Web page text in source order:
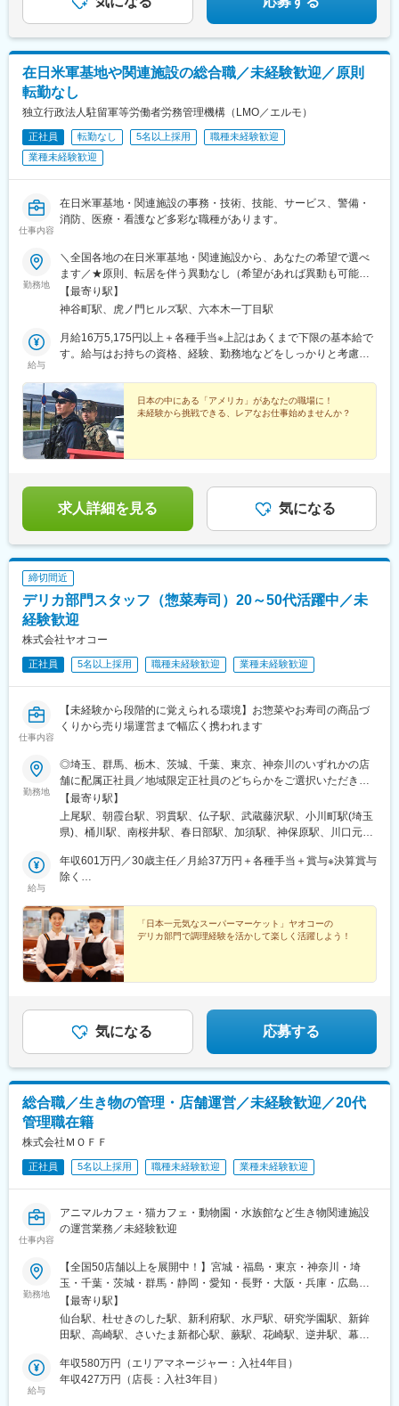
駅、武蔵嵐山駅、和光市駅、蕨駅、武蔵浦和駅、久喜駅、東岩槻
駅、磯部駅(群馬県)、国定駅、竜舞駅、小俣駅(栃木県)、下新田
駅、高崎駅、井野駅(群馬県)、北高崎駅、渡瀬駅(群馬県)、上州一
総社駅、渋川駅、野州山辺駅、足利駅、山前駅、宇都宮駅、佐野
駅、野木駅、古河駅、取手駅、戸頭駅、藤代駅、佐貫駅、竜ケ崎
駅、天王台駅、原木中山駅、菅野駅、北国分駅、ちはら台駅、印
駅、京成臼井駅、千葉ニュータウン中央駅、おゆみ野駅、稲毛海
岸駅、検見川浜駅、作草部駅、みつわ台駅、学園前駅(千葉県)、京
代中央駅、八千代緑が丘駅、四街道駅、北松戸駅、西荻窪駅、西
武立川駅、若葉台駅、稲城駅、小作駅、武蔵小金井駅、東大和市
小川駅(東京都)、南平駅、府中駅(東京都)、下赤塚駅、牛浜駅、鴨
宮駅、向ケ丘遊園駅、南橋本駅、上溝駅、淵野辺駅、渋沢駅、平
塚駅、藤沢駅、柳小路駅、三崎口駅、磯子駅、吉野町駅、新百合
ケ丘駅、高座渋谷駅、東戸塚駅、橋本駅(神奈川県)、大宮公園駅、
加茂宮駅、御花畑駅、玉淀駅、龍ケ崎市駅、東我孫子駅、千葉公
園駅、動物公園駅、成田駅、上本郷駅、はるひ野駅、府中本町
駅、熊川駅、矢部駅、石上駅、府中競馬正門前駅
在日米軍基地や関連施設の総合職／未経験歓迎／原則
転勤なし
独立行政法人駐留軍等労働者労務管理機構（LMO／エルモ）
正社員 転勤なし 5名以上採用
職種未経験歓迎
業種未経験歓迎
仕事内容
在日米軍基地・関連施設の事務・技術、技能、サービス、警備・
消防、医療・看護など多彩な職種があります。
勤務地
＼全国各地の在日米軍基地・関連施設から、あなたの希望で選べ
ます／★原則、転居を伴う異動なし（希望があれば異動も可能）
★地域・勤務地によりマイカー通勤もOK！【本部】〒105-0001
東京都港区虎ノ門四丁目3番20号 神谷町MTビル【東北エリア】・
沢市、新座市・東京都：港区、福生市、多摩市・神奈川県：横浜
市、横須賀市、逗子市、座間市、綾瀬市、相模原市【東海・関西
リア】・山口県：岩国市・広島県：東広島市、呉市、江田島市・
長崎県：佐世保市、西海市【沖縄エリア】・沖縄県：那覇市、名
護市、沖縄市、宜野湾市、うるま市、浦添市、国頭郡伊江村、国
頭郡国頭村、国頭郡宜野座村、国頭郡金武町、国頭郡恩納村、中
頭郡嘉手納町、中頭郡読谷村、中頭郡北谷町、中頭郡北中城村※応
体的な募集有無は、エルモの公式HPよりご確認ください。
【最寄り駅】
神谷町駅、虎ノ門ヒルズ駅、六本木一丁目駅
給与
月給16万5,175円以上＋各種手当※上記はあくまで下限の基本給で
す。給与はお持ちの資格、経験、勤務地などをしっかりと考慮の
当含む）
日本の中にある「アメリカ」があなたの職場に！
未経験から挑戦できる、レアなお仕事始めませんか？
求人詳細を見る 気になる
締切間近
デリカ部門スタッフ（惣菜寿司）20～50代活躍中／未
経験歓迎
株式会社ヤオコー
正社員 5名以上採用 職種未経験歓迎 業種未経験歓迎
仕事内容
【未経験から段階的に覚えられる環境】お惣菜やお寿司の商品づ
くりから売り場運営まで幅広く携われます
勤務地
◎埼玉、群馬、栃木、茨城、千葉、東京、神奈川のいずれかの店
舗に配属正社員／地域限定正社員のどちらかをご選択いただきま
す。＜正社員＞転居を伴う転勤の可能性あり＜地域限定正社員＞
転居を伴う転勤なし ※転居を伴わない異動の可能性あり★勤務地
詳細は下記の「勤務地一覧」をご覧ください＜埼玉県を中心に
木県（6店舗）・茨城県（7店舗）・千葉県（34店舗）・東京都
（17店舗）・神奈川県（16店舗）※入社後は川越研修センター
策：屋内禁煙／専用喫煙スペースあり
【最寄り駅】
上尾駅、朝霞台駅、羽貫駅、仏子駅、武蔵藤沢駅、小川町駅(埼玉
県)、桶川駅、南桜井駅、春日部駅、加須駅、神保原駅、川口元郷
県)、的場駅、南古谷駅、本川越駅、高坂駅、北本駅、東行田駅、
行田駅、花崎駅、熊谷駅、上熊谷駅、籠原駅、鴻巣駅、蒲生駅、
浦和駅、大宮駅(埼玉県)、東大宮駅、七里駅、鉄道博物館駅、土呂
駅、東宮原駅、西大宮駅、南浦和駅、若葉駅、北坂戸駅、幸手
駅、入曽駅、稲荷山公園駅、志木駅、新白岡駅、新田駅(埼玉県)、
獨協大学前駅、秩父駅、鶴ケ島駅、一本松駅(埼玉県)、航空公園
駅、下山口駅、秋津駅、新所沢駅、東所沢駅、戸田駅(埼玉県)、つ
麗川駅、岡部駅、深谷駅、鶴瀬駅、ふじみ野駅、上福岡駅、本庄
駅、児玉駅、三郷中央駅、親鼻駅、武州長瀬駅、八潮駅、寄居
駅、武蔵嵐山駅、和光市駅、蕨駅、武蔵浦和駅、久喜駅、東岩槻
駅、磯部駅(群馬県)、国定駅、竜舞駅、小俣駅(栃木県)、下新田
駅、高崎駅、井野駅(群馬県)、北高崎駅、渡瀬駅(群馬県)、上州一
総社駅、渋川駅、野州山辺駅、足利駅、山前駅、宇都宮駅、佐野
駅、野木駅、古河駅、取手駅、戸頭駅、藤代駅、佐貫駅、竜ケ崎
駅、天王台駅、原木中山駅、菅野駅、北国分駅、ちはら台駅、印
駅、京成臼井駅、千葉ニュータウン中央駅、おゆみ野駅、稲毛海
(千葉県)、三咲駅、京成大久保駅、松戸新田駅、みのり台駅、八千
代中央駅、八千代緑が丘駅、四街道駅、北松戸駅、西荻窪駅、西
駅、成城学園前駅、西八王子駅、多摩境駅、小平駅、桜街道駅、
小川駅(東京都)、南平駅、府中駅(東京都)、下赤塚駅、牛浜駅、鴨
宮駅、向ケ丘遊園駅、南橋本駅、上溝駅、淵野辺駅、渋沢駅、平
塚駅、藤沢駅、柳小路駅、三崎口駅、磯子駅、吉野町駅、新百合
ケ丘駅、高座渋谷駅、東戸塚駅、橋本駅(神奈川県)、大宮公園駅、
園駅、動物公園駅、成田駅、上本郷駅、はるひ野駅、府中本町
駅、熊川駅、矢部駅、石上駅、府中競馬正門前駅
給与
年収601万円／30歳主任／月給37万円＋各種手当＋賞与※決算賞与
除く
決算賞与除く
「日本一元気なスーパーマーケット」ヤオコーの
デリカ部門で調理経験を活かして楽しく活躍しよう！
気になる 応募する
総合職／生き物の管理・店舗運営／未経験歓迎／20代
管理職在籍
株式会社ＭＯＦＦ
正社員 5名以上採用 職種未経験歓迎 業種未経験歓迎
仕事内容
アニマルカフェ・猫カフェ・動物園・水族館など生き物関連施設
の運営業務／未経験歓迎
勤務地
【全国50店舗以上を展開中！】宮城・福島・東京・神奈川・埼
玉・千葉・茨城・群馬・静岡・愛知・長野・大阪・兵庫・広島・
岡山・福岡・熊本・沖縄のいずれかの店舗に配属■東北エリア宮城
県／福島県★2026年11月「Cat cafe MOFF イオンモール伊達（福
島県）」NEW OPEN■関東エリア東京都／神奈川県／埼玉県／千
エリア大阪府／兵庫県★2026年7月「Dog Cafe MOFF ららぽーと
堺店」NEW OPEN（ドッグトレーナー経験者積極採用）■中国四
【最寄り駅】
仙台駅、杜せきのした駅、新利府駅、水戸駅、研究学園駅、新鉾
田駅、高崎駅、さいたま新都心駅、蕨駅、花崎駅、逆井駅、幕張
王子駅、南町田グランベリーパーク駅、狭間駅、川崎駅、海老名
駅(相鉄・小田急)、汐入駅、鴨宮駅、村山駅(長野県)、静岡駅、舞
給与
年収580万円（エリアマネージャー：入社4年目）
年収427万円（店長：入社3年目）